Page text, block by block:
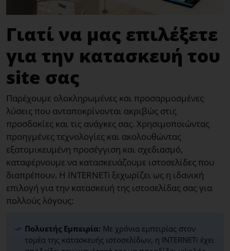
Γιατί να μας επιλέξετε
για την κατασκευή του
site σας
Παρέχουμε ολοκληρωμένες και προσαρμοσμένες
λύσεις που ανταποκρίνονται ακριβώς στις
προσδοκίες και τις ανάγκες σας. Χρησιμοποιώντας
προηγμένες τεχνολογίες και ακολουθώντας
εξατομικευμένη προσέγγιση και σχεδιασμό,
καταφέρνουμε να κατασκευάζουμε ιστοσελίδες που
διαπρέπουν. Η INTERNETi ξεχωρίζει ως η ιδανική
επιλογή για την κατασκευή της ιστοσελίδας σας για
πολλούς λόγους:
Πολυετής Εμπειρία: Με χρόνια εμπειρίας στον
τομέα της κατασκευής ιστοσελίδων, η INTERNETi έχει